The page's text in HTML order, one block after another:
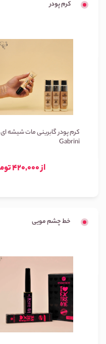
کرم پودر
کرم پودر گابرینی مات شیشه ای
Gabrini
از 420,000 تومان
خط چشم مویی